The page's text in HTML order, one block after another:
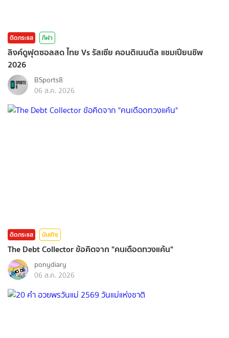
ติดกระแส กีฬา
ลิงค์ดูฟุตซอลสด ไทย Vs รัสเซีย คอนติเนนตัล แชมเปียนชิพ
2026
BSports8
06 ส.ค. 2026
ติดกระแส บันเทิง
The Debt Collector ข้อคิดจาก "คนเดือดทวงแค้น"
ponydiary
06 ส.ค. 2026